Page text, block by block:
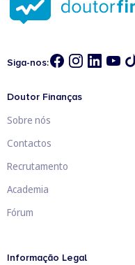
Siga-nos:
Doutor Finanças
Sobre nós
Contactos
Recrutamento
Academia
Fórum
Informação Legal